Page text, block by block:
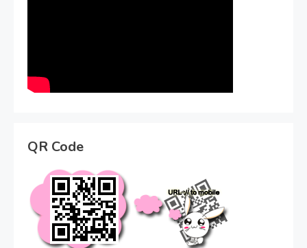
QR Code